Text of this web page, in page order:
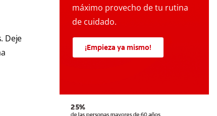
Deje
máximo provecho de tu rutina
de cuidado.
¡Empieza ya mismo!